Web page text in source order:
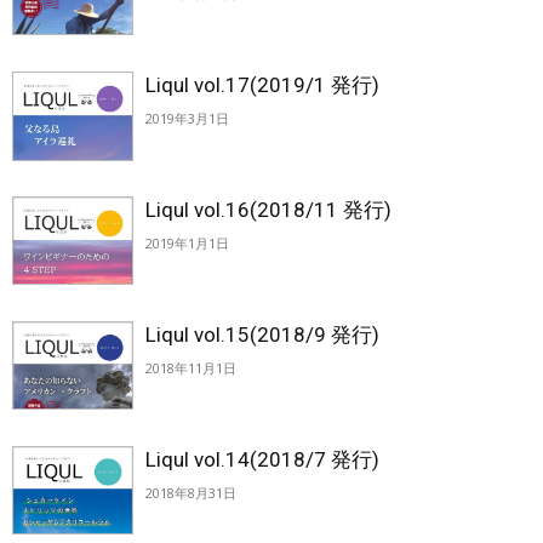
Liqul vol.17(2019/1 発行)
2019年3月1日
Liqul vol.16(2018/11 発行)
2019年1月1日
Liqul vol.15(2018/9 発行)
2018年11月1日
Liqul vol.14(2018/7 発行)
2018年8月31日